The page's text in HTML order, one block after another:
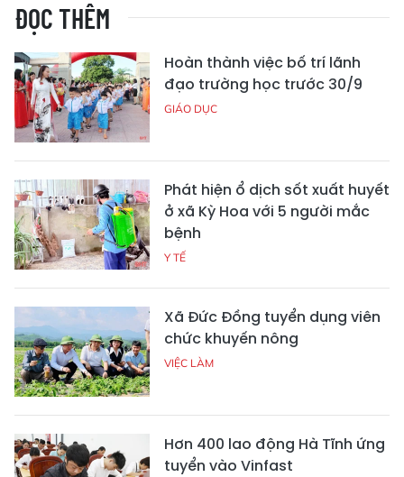
ĐỌC THÊM
Hoàn thành việc bố trí lãnh
đạo trường học trước 30/9
GIÁO DỤC
Phát hiện ổ dịch sốt xuất huyết
ở xã Kỳ Hoa với 5 người mắc
bệnh
Y TẾ
Xã Đức Đồng tuyển dụng viên
chức khuyến nông
VIỆC LÀM
Hơn 400 lao động Hà Tĩnh ứng
tuyển vào Vinfast